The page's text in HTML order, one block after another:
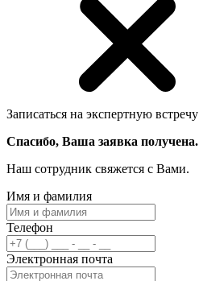
Записаться на экспертную встречу
Спасибо, Ваша заявка получена.
Наш сотрудник свяжется с Вами.
Имя и фамилия
Телефон
Электронная почта